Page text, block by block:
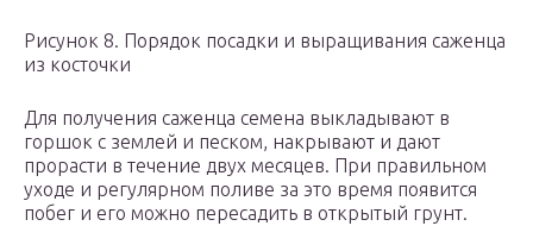
Рисунок 8. Порядок посадки и выращивания саженца
из косточки
Для получения саженца семена выкладывают в
горшок с землей и песком, накрывают и дают
прорасти в течение двух месяцев. При правильном
уходе и регулярном поливе за это время появится
побег и его можно пересадить в открытый грунт.